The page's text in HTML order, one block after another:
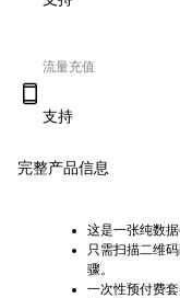
流量充值
支持
完整产品信息
这是一张纯数据
只需扫描二维
骤。
一次性预付费